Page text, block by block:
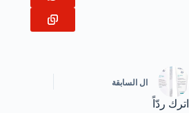
ال السابقة
اترك ردّاً